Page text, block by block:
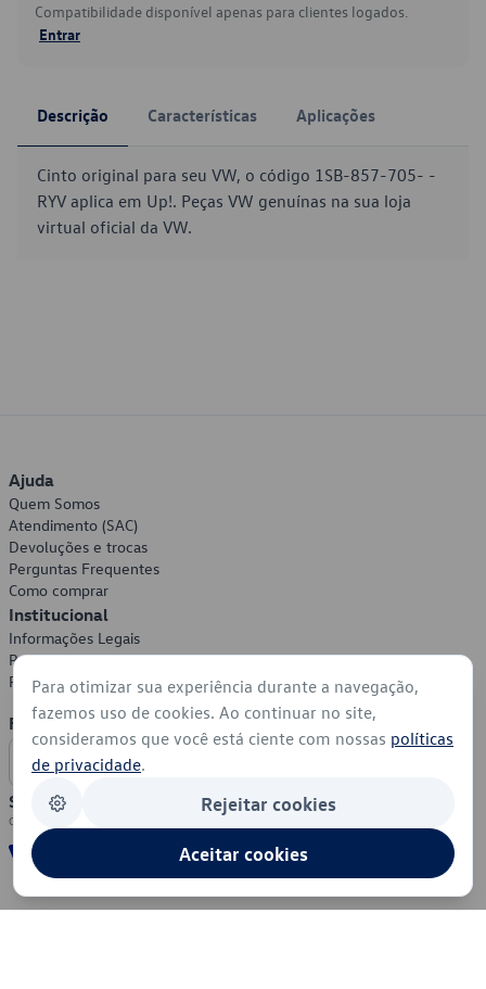
Compatibilidade disponível apenas para clientes logados.
Entrar
Descrição Características Aplicações
Cinto original para seu VW, o código 1SB-857-705- -
RYV aplica em Up!. Peças VW genuínas na sua loja
virtual oficial da VW.
Ajuda
Quem Somos
Atendimento (SAC)
Devoluções e trocas
Perguntas Frequentes
Como comprar
Institucional
Informações Legais
Política de Privacidade
Política de Cookies
Formas de Pagamento
Segurança
Para otimizar sua experiência durante a navegação,
fazemos uso de cookies. Ao continuar no site,
consideramos que você está ciente com nossas políticas
de privacidade.
Rejeitar cookies
Aceitar cookies